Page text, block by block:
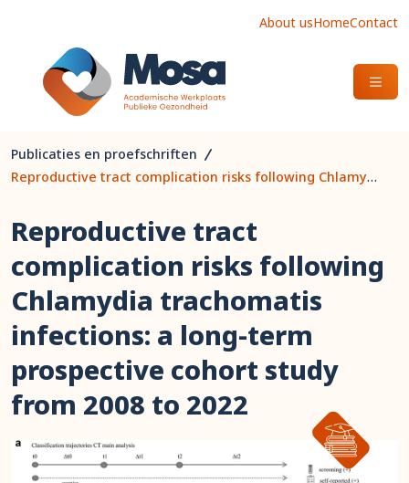
About usHomeContact
OPEN
Publicaties en proefschriften
Reproductive tract complication risks following Chlamydia trachomatis infections: a long-term prospective cohort study from 2008 to 2022
Reproductive tract
complication risks following
Chlamydia trachomatis
infections: a long-term
prospective cohort study
from 2008 to 2022